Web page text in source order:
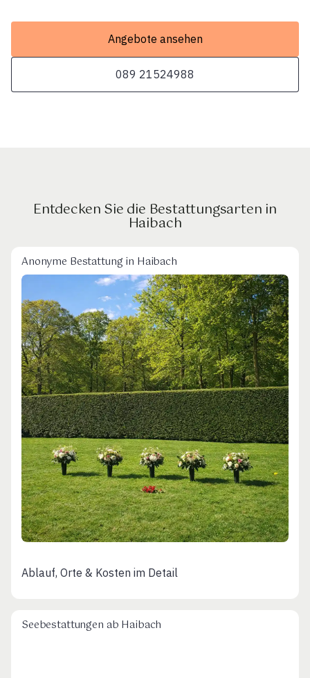
Angebote ansehen
089 21524988
Entdecken Sie die Bestattungsarten in
Haibach
Anonyme Bestattung in Haibach
Ablauf, Orte & Kosten im Detail
Seebestattungen ab Haibach